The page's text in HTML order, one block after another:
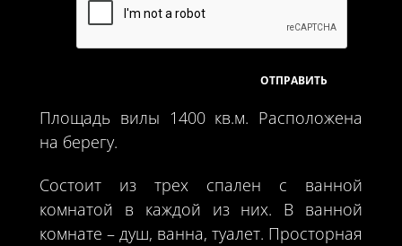
Площадь вилы 1400 кв.м. Расположена
на берегу.
Состоит из трех спален с ванной
комнатой в каждой из них. В ванной
комнате – душ, ванна, туалет. Просторная